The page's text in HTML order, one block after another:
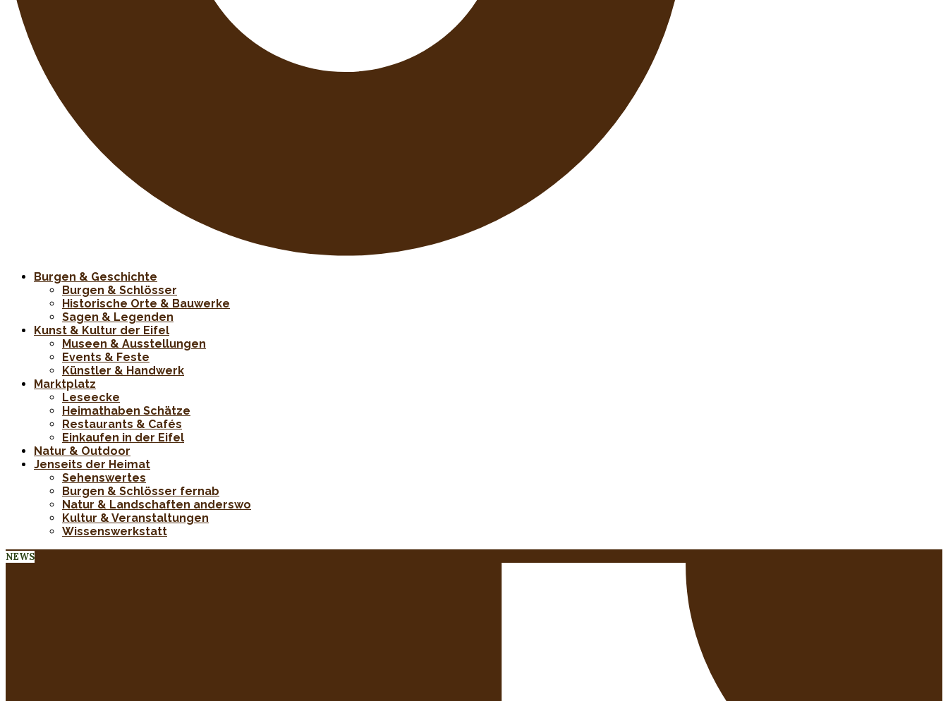
Burgen & Geschichte
Burgen & Schlösser
Historische Orte & Bauwerke
Sagen & Legenden
Kunst & Kultur der Eifel
Museen & Ausstellungen
Events & Feste
Künstler & Handwerk
Marktplatz
Leseecke
Heimathaben Schätze
Restaurants & Cafés
Einkaufen in der Eifel
Natur & Outdoor
Jenseits der Heimat
Sehenswertes
Burgen & Schlösser fernab
Natur & Landschaften anderswo
Kultur & Veranstaltungen
Wissenswerkstatt
NEWS